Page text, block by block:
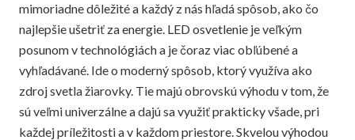
mimoriadne dôležité a každý z nás hľadá spôsob, ako čo
najlepšie ušetriť za energie. LED osvetlenie je veľkým
posunom v technológiách a je čoraz viac obľúbené a
vyhľadávané. Ide o moderný spôsob, ktorý využíva ako
zdroj svetla žiarovky. Tie majú obrovskú výhodu v tom, že
sú veľmi univerzálne a dajú sa využiť prakticky všade, pri
každej príležitosti a v každom priestore. Skvelou výhodou